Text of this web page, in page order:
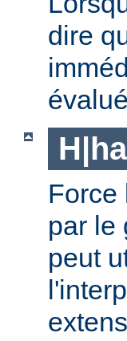
dire
Force
par le
peut